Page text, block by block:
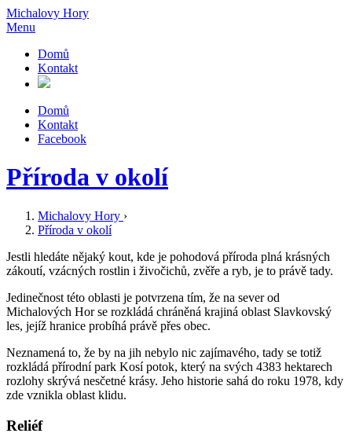
Michalovy Hory
Menu
Domů
Kontakt
Domů
Kontakt
Facebook
Příroda v okolí
Michalovy Hory ›
Příroda v okolí
Jestli hledáte nějaký kout, kde je pohodová příroda plná krásných
zákoutí, vzácných rostlin i živočichů, zvěře a ryb, je to právě tady.
Jedinečnost této oblasti je potvrzena tím, že na sever od
Michalových Hor se rozkládá chráněná krajiná oblast Slavkovský
les, jejíž hranice probíhá právě přes obec.
Neznamená to, že by na jih nebylo nic zajímavého, tady se totiž
rozkládá přírodní park Kosí potok, který na svých 4383 hektarech
rozlohy skrývá nesčetné krásy. Jeho historie sahá do roku 1978, kdy
zde vznikla oblast klidu.
Reliéf